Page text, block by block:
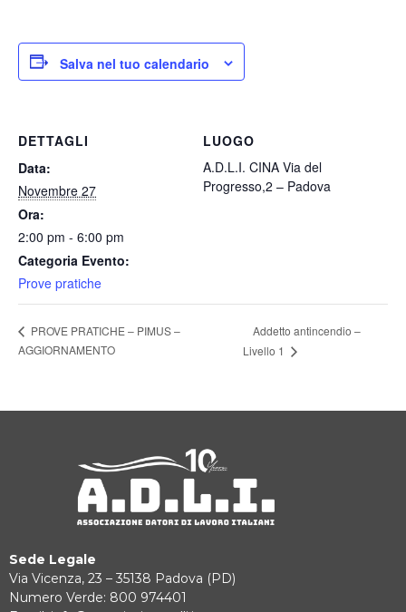
Salva nel tuo calendario
DETTAGLI
Data:
Novembre 27
Ora:
2:00 pm - 6:00 pm
Categoria Evento:
Prove pratiche
LUOGO
A.D.L.I. CINA Via del
Progresso,2 – Padova
PROVE PRATICHE – PIMUS –
AGGIORNAMENTO
Addetto antincendio –
Livello 1
Sede Legale
Via Vicenza, 23 – 35138 Padova (PD)
Numero Verde: 800 974401